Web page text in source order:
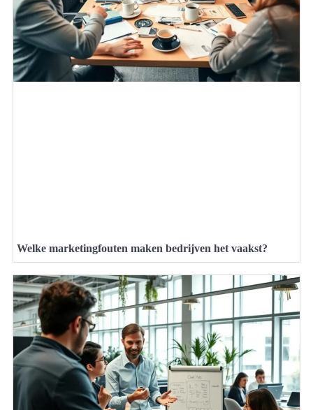
Welke marketingfouten maken bedrijven het vaakst?